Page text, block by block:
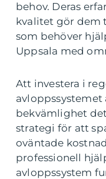
behov. Deras
kvalitet gör dem
som behöver
Uppsala med
Att investera i
avloppssystemet
bekvämlighet
strategi för att
oväntade
professionell
avloppssystem